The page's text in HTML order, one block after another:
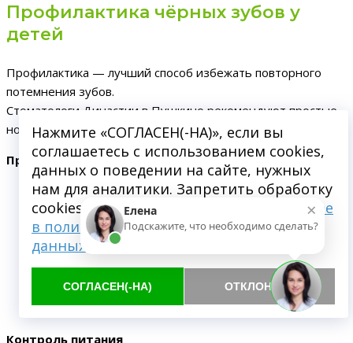
Профилактика чёрных зубов у
детей
Профилактика — лучший способ избежать повторного
потемнения зубов.
Стоматологи Династии в Пушкино рекомендуют простые,
но эффективные меры.
Правильная гигиена
Чистить зубы два раза в день с детской щёткой и
пастой.
После 3 лет учить ребёнка правильно полоскать рот
после еды.
Использовать флосс или зубную нить для
труднодоступных участков.
Контроль питания
Нажмите «СОГЛАСЕН(-НА)», если вы
соглашаетесь с использованием cookies,
данных о поведении на сайте, нужных
нам для аналитики. Запретить обработку
cookies можете через браузер.
Подробнее
в политике обработки персональных
данных
СОГЛАСЕН(-НА) ОТКЛОНИТЬ
×
Елена
Подскажите, что необходимо сделать?